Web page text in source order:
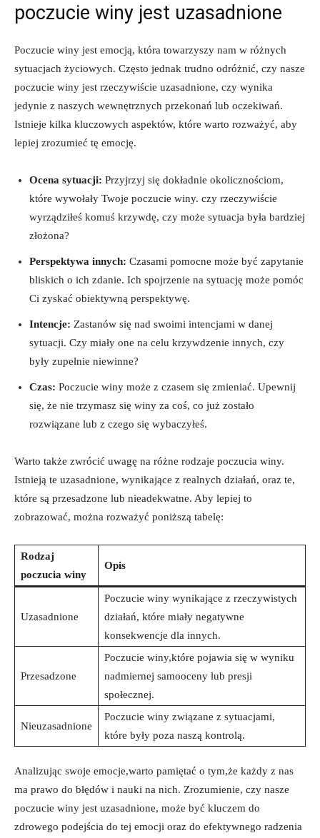
poczucie ⁣winy⁣ jest uzasadnione
Poczucie winy‍ jest emocją, ​która towarzyszy nam ⁤w różnych
sytuacjach życiowych. ‍Często ⁤jednak trudno odróżnić,​ czy nasze
⁣poczucie winy jest rzeczywiście uzasadnione, czy wynika
jedynie z naszych​ wewnętrznych przekonań ⁤lub oczekiwań.
Istnieje kilka kluczowych aspektów, które warto ⁣rozważyć, aby
lepiej zrozumieć‌ tę emocję.
Ocena sytuacji: Przyjrzyj‌ się ‌dokładnie‍ okolicznościom,
które​ wywołały Twoje poczucie winy. czy rzeczywiście
wyrządziłeś ‌komuś⁢ krzywdę, czy może⁣ sytuacja ⁢była bardziej
złożona?
Perspektywa innych: Czasami pomocne⁣ może być​ zapytanie‍
bliskich ‌o ⁢ich ⁢zdanie. Ich ⁢spojrzenie na‌ sytuację może⁢ pomóc
Ci zyskać obiektywną perspektywę.
Intencje: Zastanów się nad swoimi intencjami w danej
sytuacji. Czy miały⁤ one na⁣ celu krzywdzenie innych, czy
były ‍zupełnie niewinne?
Czas: Poczucie winy może z czasem się zmieniać. ⁢Upewnij
się,‍ że nie trzymasz ⁤się ⁤winy za coś, ⁢co już zostało
rozwiązane lub z czego się wybaczyłeś.
Warto także zwrócić uwagę na różne rodzaje poczucia winy.‍
Istnieją te uzasadnione, wynikające ‌z ​realnych działań, oraz⁢ te,
które są ​przesadzone ⁣lub ‍nieadekwatne. ‍Aby lepiej⁢ to
zobrazować, można rozważyć poniższą ‌tabelę:
Rodzaj
poczucia winy
Opis
Uzasadnione
Poczucie winy wynikające z ⁢rzeczywistych
działań, które miały‍ negatywne⁢
konsekwencje dla innych.
Przesadzone
Poczucie winy,które pojawia się w ‍wyniku
nadmiernej samooceny lub presji
‌społecznej.
Nieuzasadnione
Poczucie winy związane z sytuacjami,
które były poza naszą kontrolą.
Analizując swoje ⁣emocje,warto pamiętać o ⁣tym,że​ każdy z nas
ma⁢ prawo do⁣ błędów i nauki​ na nich. ⁢Zrozumienie, czy nasze
‌poczucie winy jest uzasadnione, ⁤może być kluczem do
zdrowego podejścia do tej emocji oraz do efektywnego radzenia